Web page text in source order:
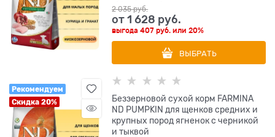
2 035 руб.
от1 628 руб.
выгода407 руб. или20%
ВЫБРАТЬ
Рекомендуем
Скидка 20%
Беззерновой cухой корм FARMINA
ND PUMPKIN для щенков средних и
крупных пород ягненок с черникой
и тыквой